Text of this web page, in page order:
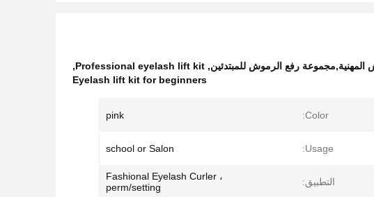
رفع الرموش للمبتدئين,
Professional eyelash lift kit
,
Eyelash lift kit for beginners
Color:
pink
Usage:
school or Salon
التطبيق:
Fashional Eyelash Curler ،
perm/setting